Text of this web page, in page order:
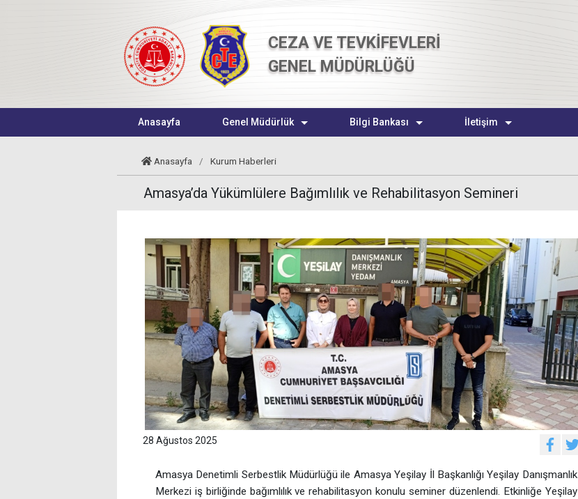
CEZA VE TEVKİFEVLERİ
GENEL MÜDÜRLÜĞÜ
Anasayfa Genel Müdürlük Bilgi Bankası İletişim
Anasayfa / Kurum Haberleri
Amasya’da Yükümlülere Bağımlılık ve Rehabilitasyon Semineri
28 Ağustos 2025
Amasya Denetimli Serbestlik Müdürlüğü ile Amasya Yeşilay İl Başkanlığı Yeşilay Danışmanlık
Merkezi iş birliğinde bağımlılık ve rehabilitasyon konulu seminer düzenlendi. Etkinliğe Yeşilay